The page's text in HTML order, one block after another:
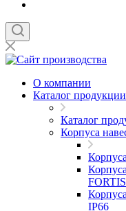
О компании
Каталог продукции
Каталог
Корпуса
IP66